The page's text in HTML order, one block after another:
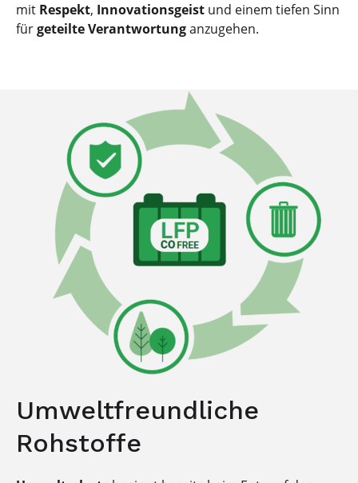
mit Respekt, Innovationsgeist und einem tiefen Sinn
fürgeteilte Verantwortunganzugehen.
Umweltfreundliche
Rohstoffe